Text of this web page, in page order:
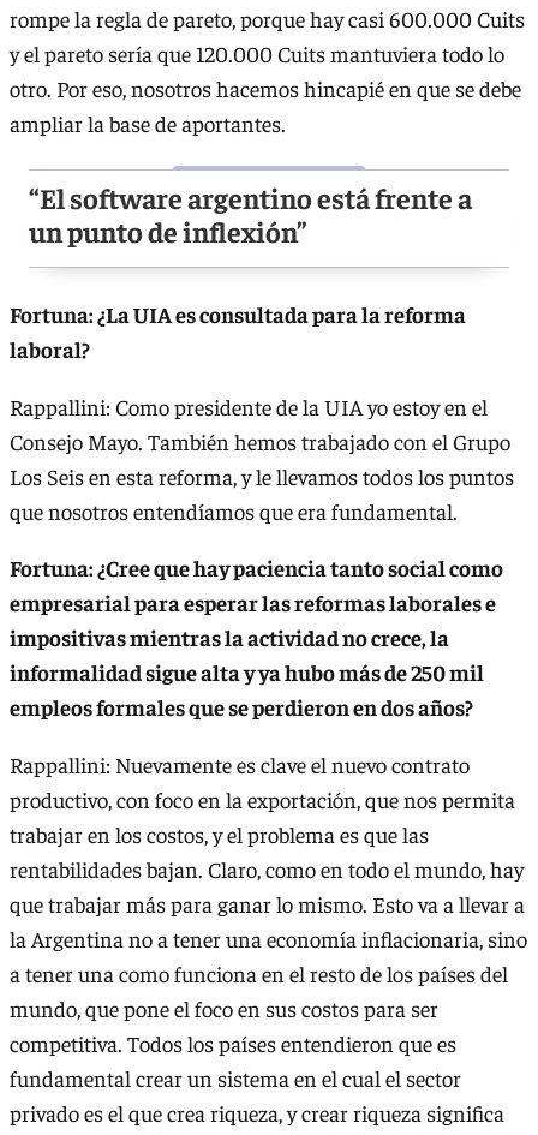
rompe la regla de pareto, porque hay casi 600.000 Cuits
y el pareto sería que 120.000 Cuits mantuviera todo lo
otro. Por eso, nosotros hacemos hincapié en que se debe
ampliar la base de aportantes.
“El software argentino está frente a
un punto de inflexión”
Fortuna: ¿La UIA es consultada para la reforma
laboral?
Rappallini: Como presidente de la UIA yo estoy en el
Consejo Mayo. También hemos trabajado con el Grupo
Los Seis en esta reforma, y le llevamos todos los puntos
que nosotros entendíamos que era fundamental.
Fortuna: ¿Cree que hay paciencia tanto social como
empresarial para esperar las reformas laborales e
impositivas mientras la actividad no crece, la
informalidad sigue alta y ya hubo más de 250 mil
empleos formales que se perdieron en dos años?
Rappallini: Nuevamente es clave el nuevo contrato
productivo, con foco en la exportación, que nos permita
trabajar en los costos, y el problema es que las
rentabilidades bajan. Claro, como en todo el mundo, hay
que trabajar más para ganar lo mismo. Esto va a llevar a
la Argentina no a tener una economía inflacionaria, sino
a tener una como funciona en el resto de los países del
mundo, que pone el foco en sus costos para ser
competitiva. Todos los países entendieron que es
fundamental crear un sistema en el cual el sector
privado es el que crea riqueza, y crear riqueza significa